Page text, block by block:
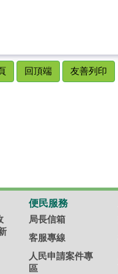
回頂端 友善列印
便民服務
局長信箱
客服專線
人民申請案件專
區